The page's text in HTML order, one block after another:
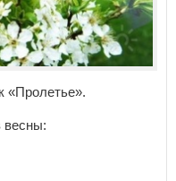
«Пролетье».
весны: